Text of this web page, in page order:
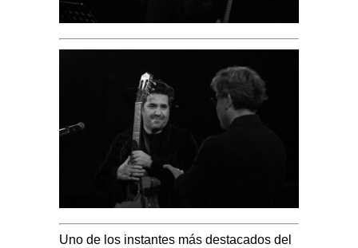
Uno de los instantes más destacados del